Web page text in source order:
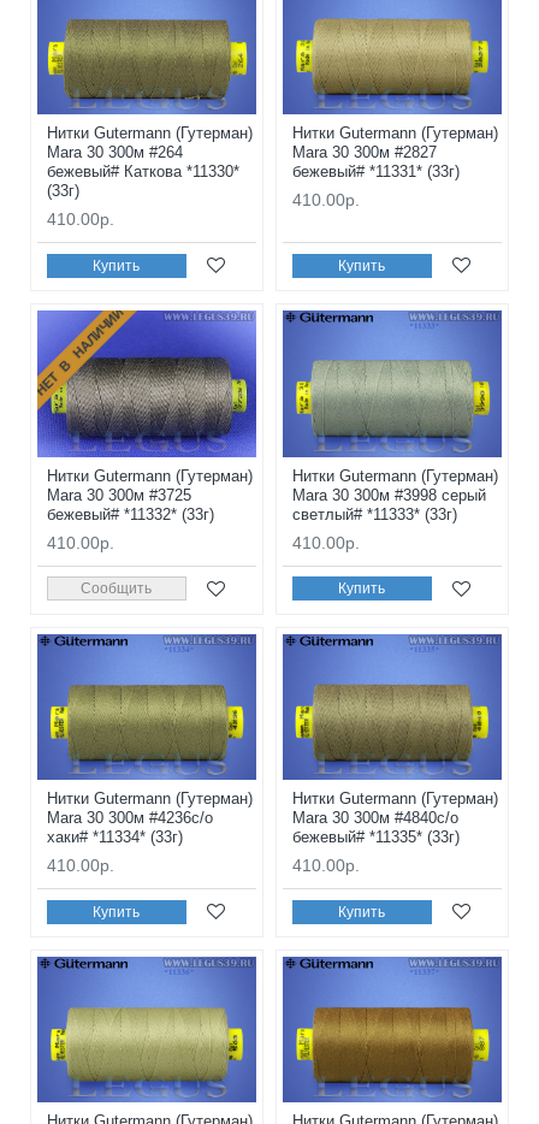
Нитки Gutermann (Гутерман)
Mara 30 300м #264
бежевый# Каткова *11330*
(33г)
410.00р.
Купить
Нитки Gutermann (Гутерман)
Mara 30 300м #2827
бежевый# *11331* (33г)
410.00р.
Купить
НЕТ В НАЛИЧИИ
Нитки Gutermann (Гутерман)
Mara 30 300м #3725
бежевый# *11332* (33г)
410.00р.
Сообщить
Нитки Gutermann (Гутерман)
Mara 30 300м #3998 серый
светлый# *11333* (33г)
410.00р.
Купить
Нитки Gutermann (Гутерман)
Mara 30 300м #4236с/о
хаки# *11334* (33г)
410.00р.
Купить
Нитки Gutermann (Гутерман)
Mara 30 300м #4840с/о
бежевый# *11335* (33г)
410.00р.
Купить